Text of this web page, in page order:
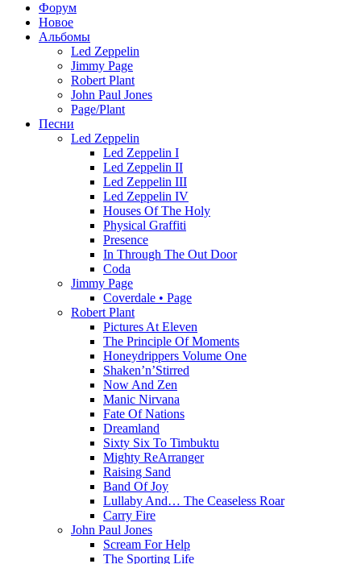
Форум
Новоe
Альбомы
Led Zeppelin
Jimmy Page
Robert Plant
John Paul Jones
Page/Plant
Песни
Led Zeppelin
Led Zeppelin I
Led Zeppelin II
Led Zeppelin III
Led Zeppelin IV
Houses Of The Holy
Physical Graffiti
Presence
In Through The Out Door
Coda
Jimmy Page
Coverdale • Page
Robert Plant
Pictures At Eleven
The Principle Of Moments
Honeydrippers Volume One
Shaken’n’Stirred
Now And Zen
Manic Nirvana
Fate Of Nations
Dreamland
Sixty Six To Timbuktu
Mighty ReArranger
Raising Sand
Band Of Joy
Lullaby And… The Ceaseless Roar
Carry Fire
John Paul Jones
Scream For Help
The Sporting Life